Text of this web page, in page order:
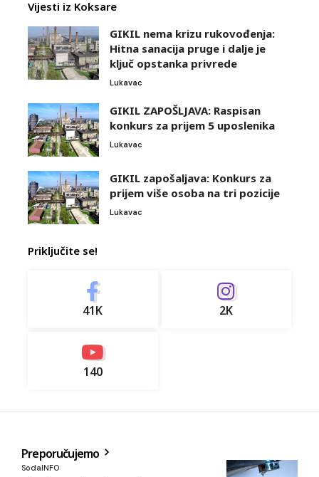
Vijesti iz Koksare
GIKIL nema krizu rukovođenja:
Hitna sanacija pruge i dalje je
ključ opstanka privrede
Lukavac
GIKIL ZAPOŠLJAVA: Raspisan
konkurs za prijem 5 uposlenika
Lukavac
GIKIL zapošaljava: Konkurs za
prijem više osoba na tri pozicije
Lukavac
Priključite se!
41K 2K
140
Preporučujemo
SodaINFO